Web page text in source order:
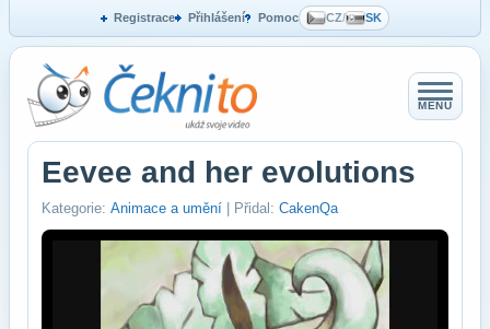
Registrace Přihlášení Pomoc CZ/ SK
MENU
Eevee and her evolutions
Kategorie: Animace a umění | Přidal: CakenQa